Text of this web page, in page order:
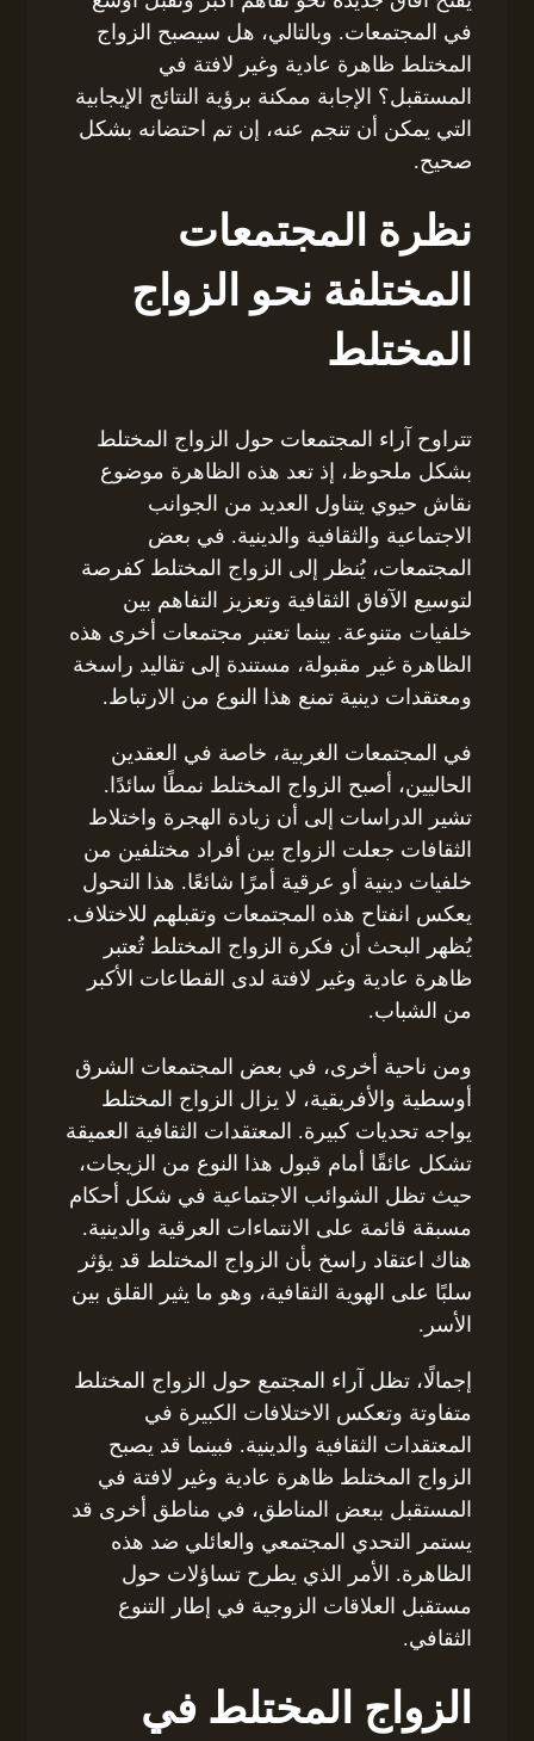
في المجتمعات. وبالتالي، هل سيصبح الزواج
المختلط ظاهرة عادية وغير لافتة في
المستقبل؟ الإجابة ممكنة برؤية النتائج الإيجابية
التي يمكن أن تنجم عنه، إن تم احتضانه بشكل
صحيح.
نظرة المجتمعات
المختلفة نحو الزواج
المختلط
تتراوح آراء المجتمعات حول الزواج المختلط
بشكل ملحوظ، إذ تعد هذه الظاهرة موضوع
نقاش حيوي يتناول العديد من الجوانب
الاجتماعية والثقافية والدينية. في بعض
المجتمعات، يُنظر إلى الزواج المختلط كفرصة
لتوسيع الآفاق الثقافية وتعزيز التفاهم بين
خلفيات متنوعة. بينما تعتبر مجتمعات أخرى هذه
الظاهرة غير مقبولة، مستندة إلى تقاليد راسخة
ومعتقدات دينية تمنع هذا النوع من الارتباط.
في المجتمعات الغربية، خاصة في العقدين
الحاليين، أصبح الزواج المختلط نمطًا سائدًا.
تشير الدراسات إلى أن زيادة الهجرة واختلاط
الثقافات جعلت الزواج بين أفراد مختلفين من
خلفيات دينية أو عرقية أمرًا شائعًا. هذا التحول
يعكس انفتاح هذه المجتمعات وتقبلهم للاختلاف.
يُظهر البحث أن فكرة الزواج المختلط تُعتبر
ظاهرة عادية وغير لافتة لدى القطاعات الأكبر
من الشباب.
ومن ناحية أخرى، في بعض المجتمعات الشرق
أوسطية والأفريقية، لا يزال الزواج المختلط
يواجه تحديات كبيرة. المعتقدات الثقافية العميقة
تشكل عائقًا أمام قبول هذا النوع من الزيجات،
حيث تظل الشوائب الاجتماعية في شكل أحكام
مسبقة قائمة على الانتماءات العرقية والدينية.
هناك اعتقاد راسخ بأن الزواج المختلط قد يؤثر
سلبًا على الهوية الثقافية، وهو ما يثير القلق بين
الأسر.
إجمالًا، تظل آراء المجتمع حول الزواج المختلط
متفاوتة وتعكس الاختلافات الكبيرة في
المعتقدات الثقافية والدينية. فبينما قد يصبح
الزواج المختلط ظاهرة عادية وغير لافتة في
المستقبل ببعض المناطق، في مناطق أخرى قد
يستمر التحدي المجتمعي والعائلي ضد هذه
الظاهرة. الأمر الذي يطرح تساؤلات حول
مستقبل العلاقات الزوجية في إطار التنوع
الثقافي.
الزواج المختلط في